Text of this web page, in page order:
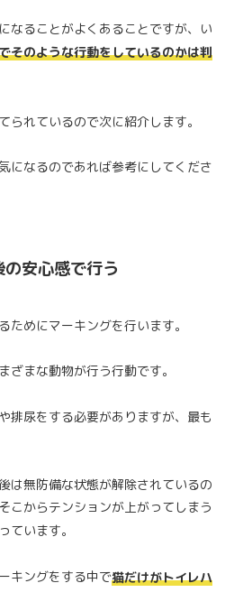
なることがよくあることですが、い
そのような行動をしているのかは判
られているので次に紹介します。
になるのであれば参考にしてくださ
安心感で行う
めにマーキングを行います。
ざまな動物が行う行動です。
排尿をする必要がありますが、最も
は無防備な状態が解除されているの
こからテンションが上がってしまう
ています。
キングをする中で猫だけがトイレハ